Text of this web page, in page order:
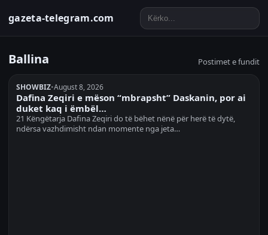
gazeta-telegram.com
Ballina Postimet e fundit
SHOWBIZ•August 8, 2026
Dafina Zeqiri e mëson “mbrapsht” Daskanin, por ai
duket kaq i ëmbël…
21 Këngëtarja Dafina Zeqiri do të bëhet nënë për herë të dytë,
ndërsa vazhdimisht ndan momente nga jeta…